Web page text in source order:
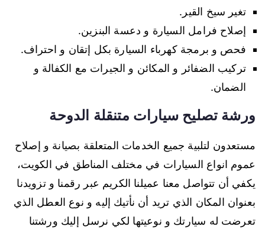
تغير سيخ القير.
إصلاح فرامل السيارة و دعسة البنزين.
فحص و برمجة كهرباء السيارة بكل إتقان و احتراف.
تركيب الضفائر و المكائن و الجيرات مع الكفالة و
الضمان.
ورشة تصليح سيارات متنقلة الدوحة
مستعدون لتلبية جميع الخدمات المتعلقة بصيانة و إصلاح
عموم انواع السيارات في مختلف المناطق في الكويت،
يكفي أن تتواصل معنا عميلنا الكريم عبر رقمنا و تزويدنا
بعنوان المكان الذي تريد أن نأتيك إليه و نوع العطل الذي
تعرضت له سيارتك و نوعيتها لكي نرسل إليك ورشتنا